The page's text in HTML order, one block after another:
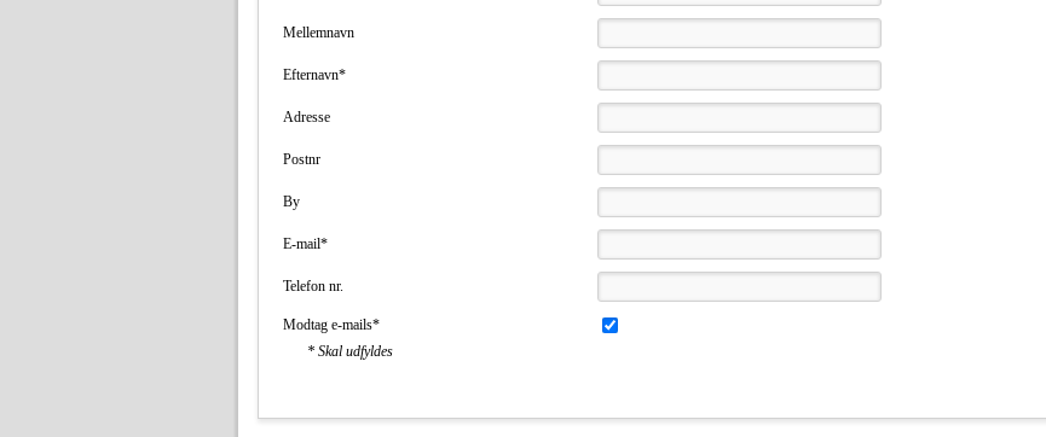
Mellemnavn
Efternavn*
Adresse
Postnr
By
E-mail*
Telefon nr.
Modtag e-mails*
* Skal udfyldes